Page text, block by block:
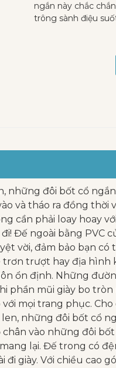
ngắn này chắc
trông sành điệu
những đôi bốt cổ
và tháo ra đồng thời
cần phải loay hoay
Đế ngoài bằng PVC
vời, đảm bảo bạn có
trơn trượt hay địa
ổn định. Những
phần mũi giày bo tròn
mọi trang phục.
những đôi bốt cổ
vào những đôi
lại. Đế trong có
đi giày. Với chiều cao